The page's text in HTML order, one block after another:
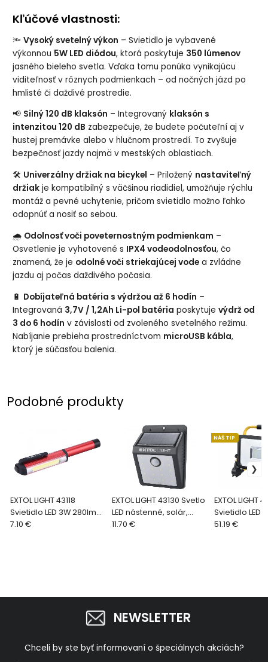
Kľúčové vlastnosti:
🔦Vysoký svetelný výkon – Svietidlo je vybavené
výkonnou 5W LED diódou, ktorá poskytuje 350 lúmenov
jasného bieleho svetla. Vďaka tomu ponúka vynikajúcu
viditeľnosť v rôznych podmienkach – od nočných jázd po
hmlisté či daždivé prostredie.
📢 Silný 120 dB klaksón – Integrovaný klaksón s
intenzitou 120 dB zabezpečuje, že budete počuteľní aj v
hustej premávke alebo v hlučnom prostredí. To zvyšuje
bezpečnosť jazdy najmä v mestských oblastiach.
🛠️ Univerzálny držiak na bicykel – Priložený nastaviteľný
držiak je kompatibilný s väčšinou riadidiel, umožňuje rýchlu
montáž a pevné uchytenie, pričom svietidlo možno ľahko
odopnúť a nosiť so sebou.
🌧️ Odolnosť voči poveternostným podmienkam –
Osvetlenie je vyhotovené s IPX4 vodeodolnosťou, čo
znamená, že je odolné voči striekajúcej vode a zvládne
jazdu aj počas daždivého počasia.
🔋 Dobíjateľná batéria s výdržou až 6 hodín –
Integrovaná 3,7V / 1,2Ah Li-pol batéria poskytujevýdrž od
3 do 6 hodín v závislosti od zvoleného svetelného režimu.
Nabíjanie prebieha prostredníctvom microUSB kábla,
ktorý je súčasťou balenia.
Podobné produkty
EXTOL LIGHT 43118
Svietidlo LED 3W 280lm
3xAAA 160mm bočné
7.10 €
EXTOL LIGHT 43130 Svetlo
LED nástenné, solár,
senzor 120lm, 3.7V/1,2Ah
11.70 €
EXTOL LIGHT
Svietidlo LED
50W 4500lm
NÁŠ TIP
51.19 €
NEWSLETTER
Chceli by ste byť informovaní o špeciálnych akciách?